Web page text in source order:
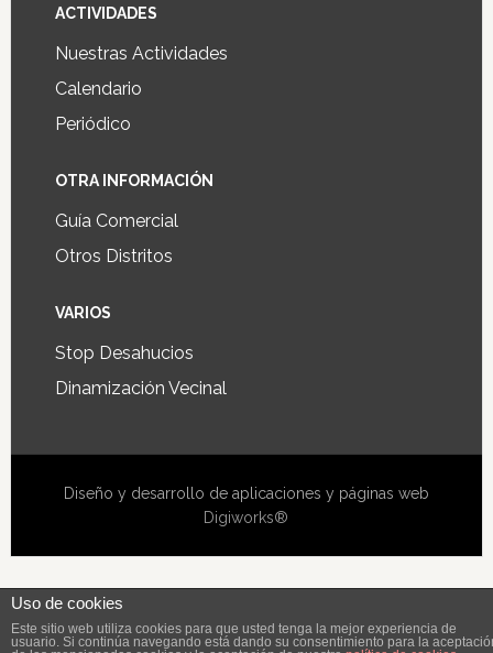
ACTIVIDADES
Nuestras Actividades
Calendario
Periódico
OTRA INFORMACIÓN
Guía Comercial
Otros Distritos
VARIOS
Stop Desahucios
Dinamización Vecinal
Diseño y desarrollo de aplicaciones y páginas web
Digiworks®
Uso de cookies
Este sitio web utiliza cookies para que usted tenga la mejor experiencia de
usuario. Si continúa navegando está dando su consentimiento para la